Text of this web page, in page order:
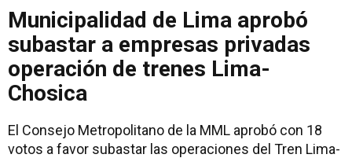
Municipalidad de Lima aprobó
subastar a empresas privadas
operación de trenes Lima-
Chosica
El Consejo Metropolitano de la MML aprobó con 18
votos a favor subastar las operaciones del Tren Lima-